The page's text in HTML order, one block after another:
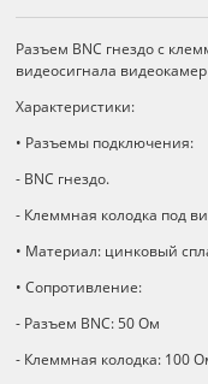
Описание
Разъем BNC гнездо с
видеосигнала видеокамер
Характеристики:
• Разъемы подключения:
- BNC гнездо.
- Клеммная колодка под
• Материал: цинковый
• Сопротивление:
- Разъем BNC: 50 Ом
- Клеммная колодка: 100